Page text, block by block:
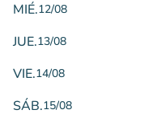
MIÉ.12/08
JUE.13/08
VIE.14/08
SÁB.15/08